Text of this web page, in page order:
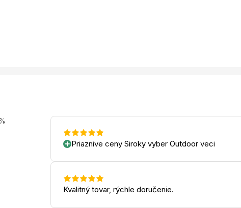
Priaznive ceny Siroky vyber Outdoor veci
Kvalitný tovar, rýchle doručenie.